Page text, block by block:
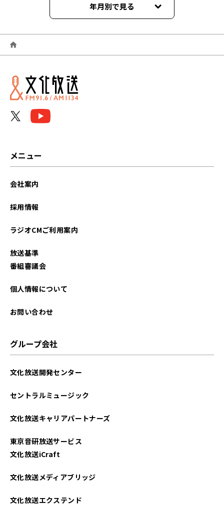
年月別で見る
2026年06月
2026年03月
2026年02月
2025年05月
2025年02月
2024年09月
2024年08月
メニュー
会社案内
採用情報
ラジオCMご利用案内
放送基準
番組審議会
個人情報について
お問い合わせ
グループ会社
文化放送開発センター
セントラルミュージック
文化放送キャリアパートナーズ
東京音研放送サービス
文化放送iCraft
文化放送メディアブリッジ
文化放送エクステンド